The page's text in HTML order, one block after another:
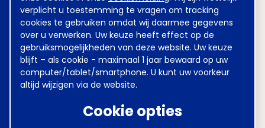
verplicht u toestemming te vragen om tracking
cookies te gebruiken omdat wij daarmee gegevens
over u verwerken. Uw keuze heeft effect op de
gebruiksmogelijkheden van deze website. Uw keuze
blijft – als cookie - maximaal 1 jaar bewaard op uw
computer/tablet/smartphone. U kunt uw voorkeur
altijd wijzigen via de website.
Cookie opties